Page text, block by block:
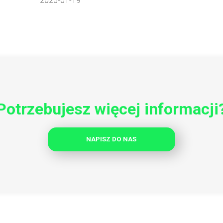
więcej
NAPISZ DO NAS